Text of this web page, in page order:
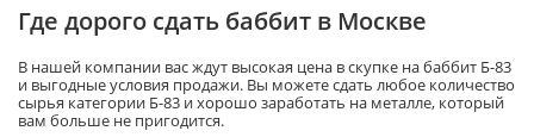
Где дорого сдать баббит в Москве
В нашей компании вас ждут высокая цена в скупке на баббит Б-83
и выгодные условия продажи. Вы можете сдать любое количество
сырья категории Б-83 и хорошо заработать на металле, который
вам больше не пригодится.